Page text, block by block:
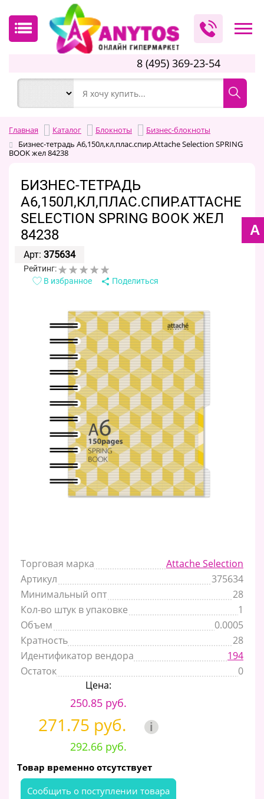
8 (495) 369-23-54
Главная Каталог Блокноты
Бизнес-блокноты
Бизнес-тетрадь A6,150л,кл,плас.спир.Attache Selection SPRING
BOOK жел 84238
БИЗНЕС-ТЕТРАДЬ
A6,150Л,КЛ,ПЛАС.СПИР.ATTACHE
SELECTION SPRING BOOK ЖЕЛ
84238
A
Арт: 375634
Рейтинг:
В избранное
Поделиться
Торговая марка
Attache Selection
Артикул
375634
Минимальный опт
28
Кол-во штук в упаковке
1
Объем
0.0005
Кратность
28
Идентификатор вендора
194
Остаток
0
Цена:
250.85 руб.
271.75 руб. i
292.66 руб.
Товар временно отсутствует
Cообщить о поступлении товара